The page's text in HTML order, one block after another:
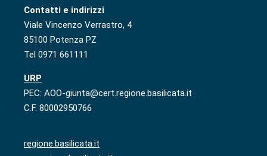
Contatti e indirizzi
Viale Vincenzo Verrastro, 4
85100 Potenza PZ
Tel 0971 661111
URP
PEC: AOO-giunta@cert.regione.basilicata.it
C.F. 80002950766
regione.basilicata.it